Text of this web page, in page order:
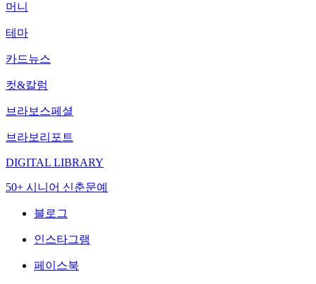
머니
테마
카드뉴스
컷&칼럼
브라보스페셜
브라보리포트
DIGITAL LIBRARY
50+ 시니어 신춘문예
블로그
인스타그램
페이스북